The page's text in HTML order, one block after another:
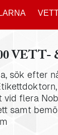
sök efter
vid flera
samt